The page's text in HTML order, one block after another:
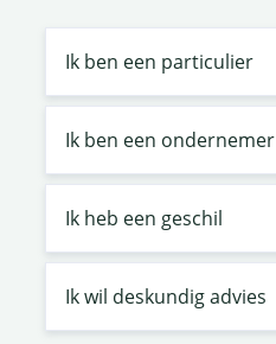
Ik ben een particulier
Ik ben een ondernemer
Ik heb een geschil
Ik wil deskundig advies